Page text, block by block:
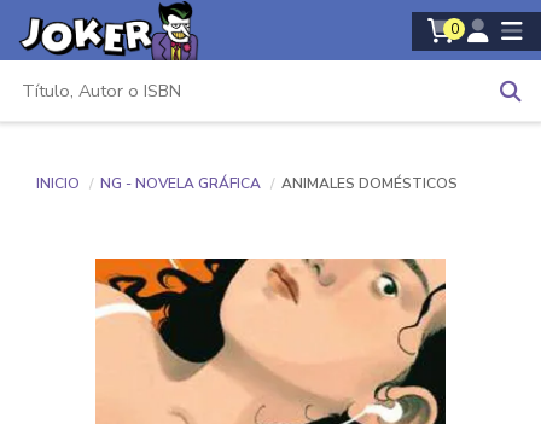
0
INICIO NG - NOVELA GRÁFICA ANIMALES DOMÉSTICOS